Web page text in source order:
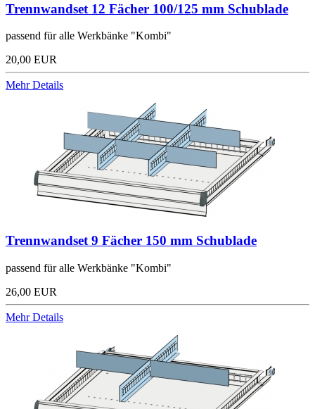
Trennwandset 12 Fächer 100/125 mm Schublade
passend für alle Werkbänke "Kombi"
20,00 EUR
Mehr Details
Trennwandset 9 Fächer 150 mm Schublade
passend für alle Werkbänke "Kombi"
26,00 EUR
Mehr Details